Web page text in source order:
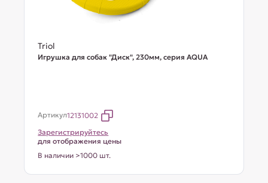
Triol
Игрушка для собак "Диск", 230мм, серия AQUA
Артикул12131002
Зарегистрируйтесь
для отображения цены
В наличии >1000 шт.